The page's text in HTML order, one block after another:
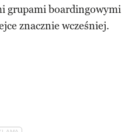
grupami boardingowymi
znacznie wcześniej.